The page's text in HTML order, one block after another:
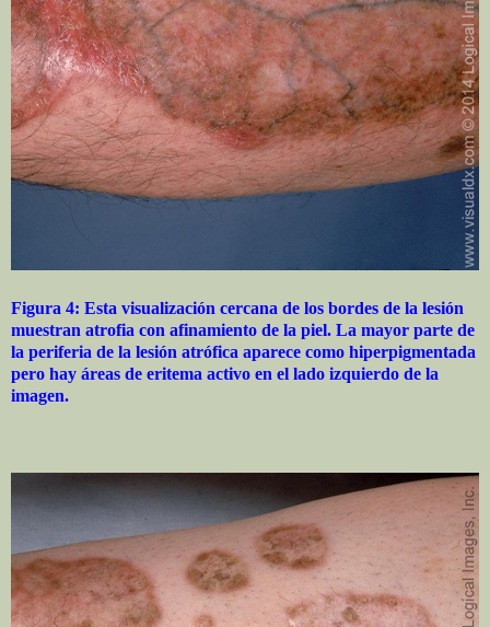
Figura 4: Esta visualización cercana de los bordes de la lesión
muestran atrofia con afinamiento de la piel. La mayor parte de
la periferia de la lesión atrófica aparece como hiperpigmentada
pero hay áreas de eritema activo en el lado izquierdo de la
imagen.